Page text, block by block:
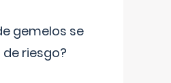
gemelos se
riesgo?